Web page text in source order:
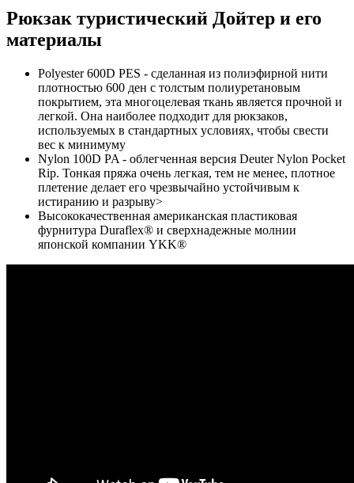
Рюкзак туристический Дойтер и его
материалы
Polyester 600D PES - сделанная из полиэфирной нити
плотностью 600 ден с толстым полиуретановым
покрытием, эта многоцелевая ткань является прочной и
легкой. Она наиболее подходит для рюкзаков,
используемых в стандартных условиях, чтобы свести
вес к минимуму
Nylon 100D PA - облегченная версия Deuter Nylon Pocket
Rip. Тонкая пряжа очень легкая, тем не менее, плотное
плетение делает его чрезвычайно устойчивым к
истиранию и разрыву>
Высококачественная американская пластиковая
фурнитура Duraflex® и сверхнадежные молнии
японской компании YKK®